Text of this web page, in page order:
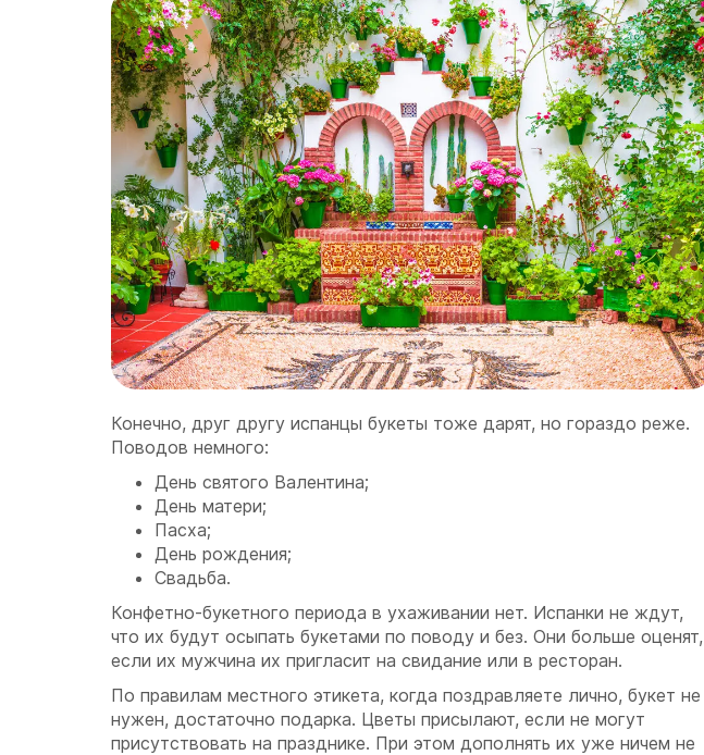
Конечно, друг другу испанцы букеты тоже дарят, но гораздо реже.
Поводов немного:
День святого Валентина;
День матери;
Пасха;
День рождения;
Свадьба.
Конфетно-букетного периода в ухаживании нет. Испанки не ждут,
что их будут осыпать букетами по поводу и без. Они больше оценят,
если их мужчина их пригласит на свидание или в ресторан.
По правилам местного этикета, когда поздравляете лично, букет не
нужен, достаточно подарка. Цветы присылают, если не могут
присутствовать на празднике. При этом дополнять их уже ничем не